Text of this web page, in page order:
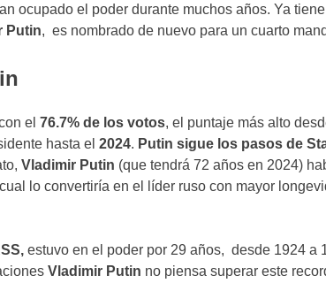
ocupado el poder durante muchos años. Ya
Putin, es nombrado de nuevo para un cuarto
el 76.7% de los votos, el puntaje más alto
hasta el 2024. Putin sigue los pasos de
Vladimir Putin (que tendrá 72 años en 2024)
lo convertiría en el líder ruso con mayor
estuvo en el poder por 29 años, desde 1924 a
Vladimir Putin no piensa superar este